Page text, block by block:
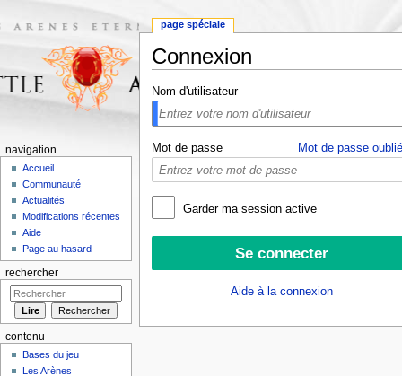
Connexion
Nom d'utilisateur
Mot de passe Mot de passe
Garder ma session active
Aide à la connexion
page spéciale
navigation
Accueil
Communauté
Actualités
Modifications récentes
Aide
Page au hasard
rechercher
contenu
Bases du jeu
Les Arènes